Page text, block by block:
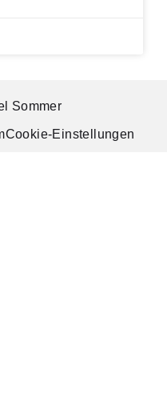
Sommer
Cookie-Einstellungen